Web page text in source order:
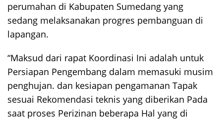
perumahan di Kabupaten Sumedang yang
sedang melaksanakan progres pembanguan di
lapangan.
“Maksud dari rapat Koordinasi Ini adalah untuk
Persiapan Pengembang dalam memasuki musim
penghujan. dan kesiapan pengamanan Tapak
sesuai Rekomendasi teknis yang diberikan Pada
saat proses Perizinan beberapa Hal yang di